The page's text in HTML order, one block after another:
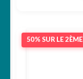
50% SUR LE